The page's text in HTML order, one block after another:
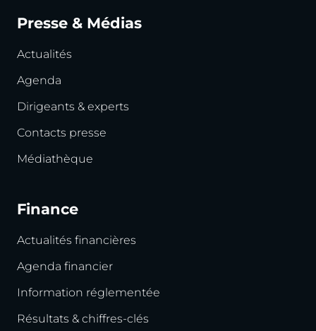
Presse & Médias
Actualités
Agenda
Dirigeants & experts
Contacts presse
Médiathèque
Finance
Actualités financières
Agenda financier
Information réglementée
Résultats & chiffres-clés